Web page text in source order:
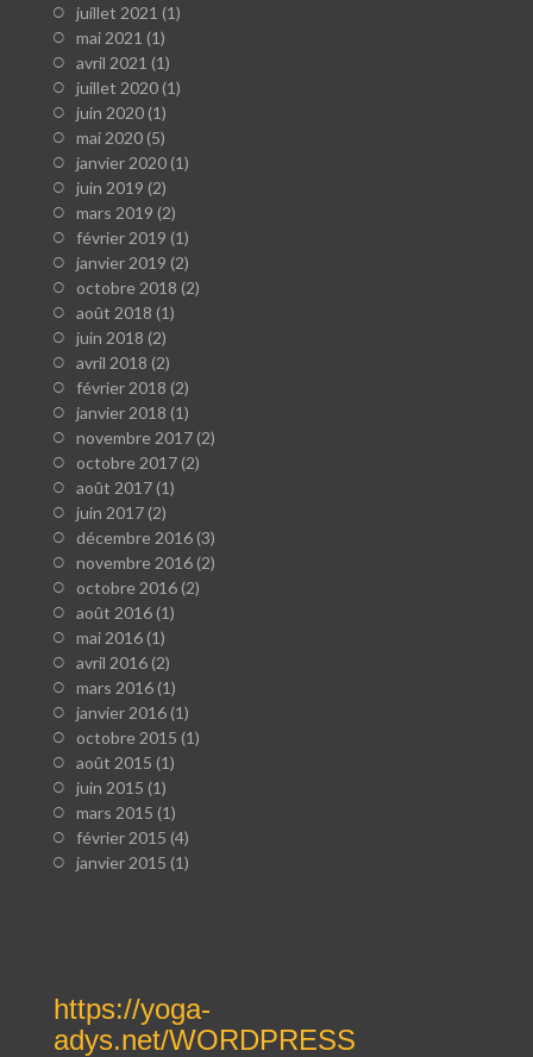
juillet 2021 (1)
mai 2021 (1)
avril 2021 (1)
juillet 2020(1)
juin 2020(1)
mai 2020(5)
janvier 2020(1)
juin 2019 (2)
mars 2019 (2)
février 2019 (1)
janvier 2019 (2)
octobre 2018 (2)
août 2018 (1)
juin 2018 (2)
avril 2018 (2)
février 2018 (2)
janvier 2018 (1)
novembre 2017(2)
octobre 2017(2)
août 2017(1)
juin 2017(2)
décembre 2016(3)
novembre 2016(2)
octobre 2016(2)
août 2016(1)
mai 2016(1)
avril 2016(2)
mars 2016(1)
janvier 2016(1)
octobre 2015 (1)
août 2015 (1)
juin 2015 (1)
mars 2015 (1)
février 2015 (4)
janvier 2015 (1)
https://yoga-
adys.net/WORDPRESS